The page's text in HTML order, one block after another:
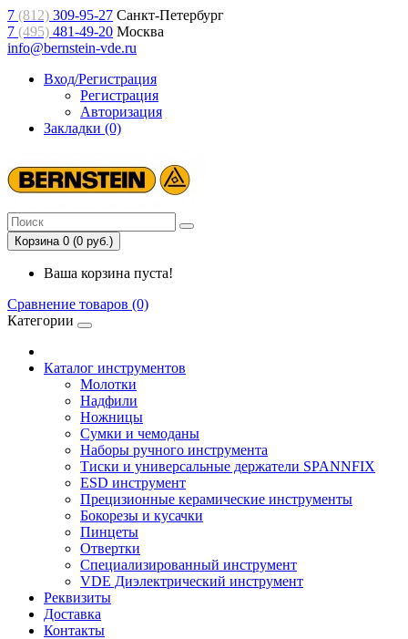
7 (812) 309-95-27 Санкт-Петербург
7 (495) 481-49-20 Москва
info@bernstein-vde.ru
Вход/Регистрация
Регистрация
Авторизация
Закладки (0)
Корзина 0 (0 руб.)
Ваша корзина пуста!
Сравнение товаров (0)
Категории
Каталог инструментов
Молотки
Надфили
Ножницы
Сумки и чемоданы
Наборы ручного инструмента
Тиски и универсальные держатели SPANNFIX
ESD инструмент
Прецизионные керамические инструменты
Бокорезы и кусачки
Пинцеты
Отвертки
Специализированный инструмент
VDE Диэлектрический инструмент
Реквизиты
Доставка
Контакты